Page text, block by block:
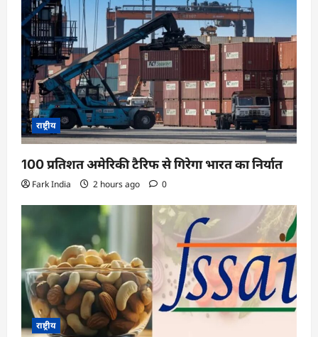
a
t
i
o
n
राष्ट्रीय
100 प्रतिशत अमेरिकी टैरिफ से गिरेगा भारत का निर्यात
Fark India 2 hours ago 0
राष्ट्रीय